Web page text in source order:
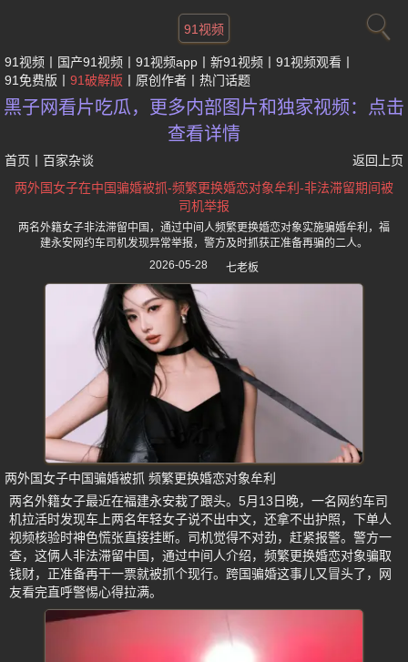
91视频
91视频 国产91视频 91视频app 新91视频
91视频观看
91免费版
91破解版 原创作者 热门话题
黑子网看片吃瓜，更多内部图片和独家视频：点击
查看详情
首页 百家杂谈
返回上页
两外国女子在中国骗婚被抓-频繁更换婚恋对象牟利-非法滞留期间被
司机举报
两名外籍女子非法滞留中国，通过中间人频繁更换婚恋对象实施骗婚牟利，福
建永安网约车司机发现异常举报，警方及时抓获正准备再骗的二人。
2026-05-28
七老板
两外国女子中国骗婚被抓 频繁更换婚恋对象牟利
两名外籍女子最近在福建永安栽了跟头。5月13日晚，一名网约车司
机拉活时发现车上两名年轻女子说不出中文，还拿不出护照，下单人
视频核验时神色慌张直接挂断。司机觉得不对劲，赶紧报警。警方一
查，这俩人非法滞留中国，通过中间人介绍，频繁更换婚恋对象骗取
钱财，正准备再干一票就被抓个现行。跨国骗婚这事儿又冒头了，网
友看完直呼警惕心得拉满。